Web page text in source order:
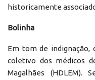
historicamente
Bolinha
Em tom de indignação,
coletivo dos médicos
Magalhães (HDLEM).